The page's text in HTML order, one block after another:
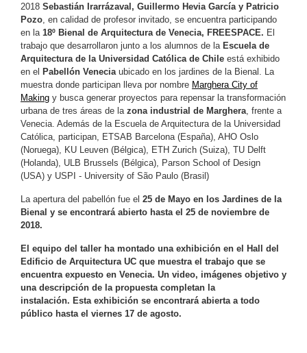
2018 Sebastián Irarrázaval, Guillermo Hevia García y Patricio
Pozo , en calidad de profesor invitado, se encuentra participando
en la 18º Bienal de Arquitectura de Venecia, FREESPACE. El
trabajo que desarrollaron junto a los alumnos de la Escuela de
Arquitectura de la Universidad Católica de Chile está exhibido
en el Pabellón Venecia ubicado en los jardines de la Bienal. La
muestra donde participan lleva por nombre Marghera City of
Making y busca generar proyectos para repensar la transformación
urbana de tres áreas de la zona industrial de Marghera , frente a
Venecia. Además de la Escuela de Arquitectura de la Universidad
Católica, participan, ETSAB Barcelona (España), AHO Oslo
(Noruega), KU Leuven (Bélgica), ETH Zurich (Suiza), TU Delft
(Holanda), ULB Brussels (Bélgica), Parson School of Design
(USA) y USPI - University of São Paulo (Brasil)
La apertura del pabellón fue el 25 de Mayo en los Jardines de la
Bienal y se encontrará abierto hasta el 25 de noviembre de
2018.
El equipo del taller ha montado una exhibición en el Hall del
Edificio de Arquitectura UC que muestra el trabajo que se
encuentra expuesto en Venecia. Un video, imágenes objetivo y
una descripción de la propuesta completan la
instalación. Esta exhibición se encontrará abierta a todo
público hasta el viernes 17 de agosto.